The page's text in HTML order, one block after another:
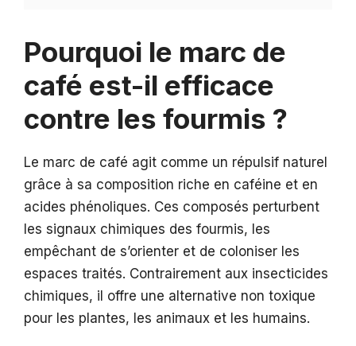
Pourquoi le marc de
café est-il efficace
contre les fourmis ?
Le marc de café agit comme un répulsif naturel
grâce à sa composition riche en caféine et en
acides phénoliques. Ces composés perturbent
les signaux chimiques des fourmis, les
empêchant de s’orienter et de coloniser les
espaces traités. Contrairement aux insecticides
chimiques, il offre une alternative non toxique
pour les plantes, les animaux et les humains.